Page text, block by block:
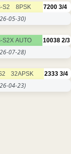
S2 8PSK 7200 3/4
05-30)
S2X AUTO 10038 2/3
07-28)
32APSK 2333 3/4
04-23)